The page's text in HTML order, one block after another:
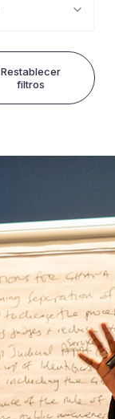
Restablecer
filtros